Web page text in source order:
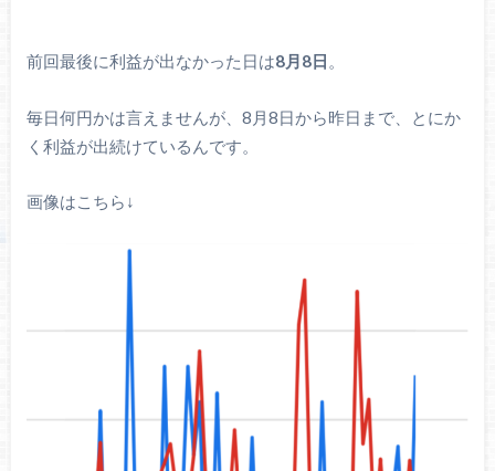
前回最後に利益が出なかった日は8月8日 。
毎日何円かは言えませんが、8月8日から昨日まで、とにか
く利益が出続けているんです。
画像はこちら↓